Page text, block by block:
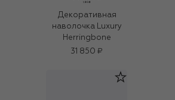
Декоративная
наволочка Luxury
Herringbone
31 850 ₽